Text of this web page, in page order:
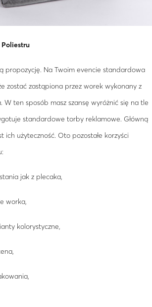
propozycję. Na Twoim evencie standardowa
zostać zastąpiona przez worek wykonany z
W ten sposób masz szansę wyróżnić się na tle
standardowe torby reklamowe. Główną
ich użyteczność. Oto pozostałe korzyści
jak z plecaka,
worka,
kolorystyczne,